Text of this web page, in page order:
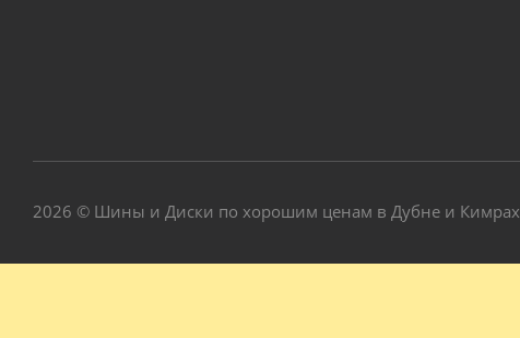
2026 © Шины и Диски по хорошим ценам в Дубне и Кимрах